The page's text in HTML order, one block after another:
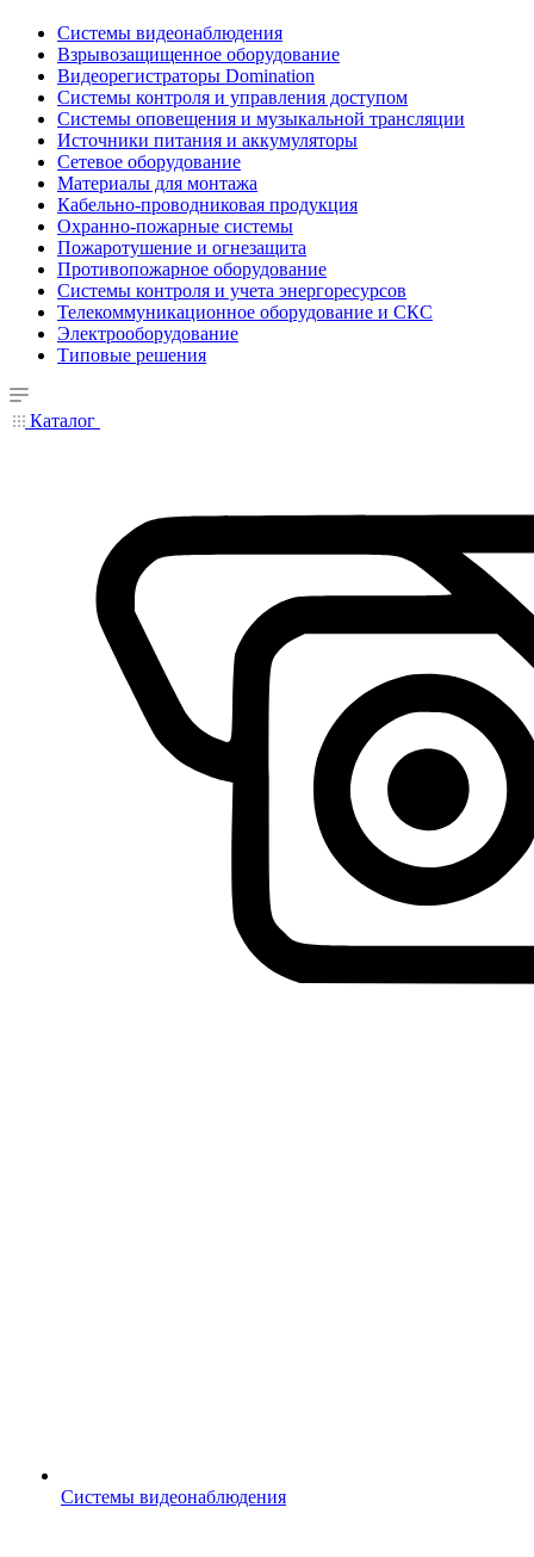
Системы видеонаблюдения
Взрывозащищенное оборудование
Видеорегистраторы Domination
Системы контроля и управления доступом
Системы оповещения и музыкальной трансляции
Источники питания и аккумуляторы
Сетевое оборудование
Материалы для монтажа
Кабельно-проводниковая продукция
Охранно-пожарные системы
Пожаротушение и огнезащита
Противопожарное оборудование
Системы контроля и учета энергоресурсов
Телекоммуникационное оборудование и СКС
Электрооборудование
Типовые решения
Каталог
Системы видеонаблюдения